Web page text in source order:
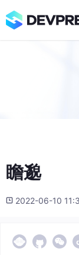
瞻邈
2022-06-10